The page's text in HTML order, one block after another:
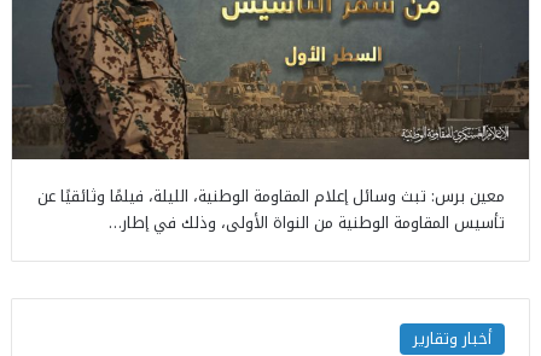
معين برس: تبث وسائل إعلام المقاومة الوطنية، الليلة، فيلمًا وثائقيًا عن
تأسيس المقاومة الوطنية من النواة الأولى، وذلك في إطار…
أخبار وتقارير